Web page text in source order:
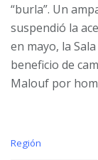
“burla”. Un
suspendió la
en mayo, la
beneficio de
Malouf por
C
Región